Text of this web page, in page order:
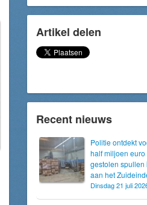
Artikel delen
Recent nieuws
Politie ontdekt
half miljoen euro
gestolen spullen
aan het
Dinsdag 21 juli